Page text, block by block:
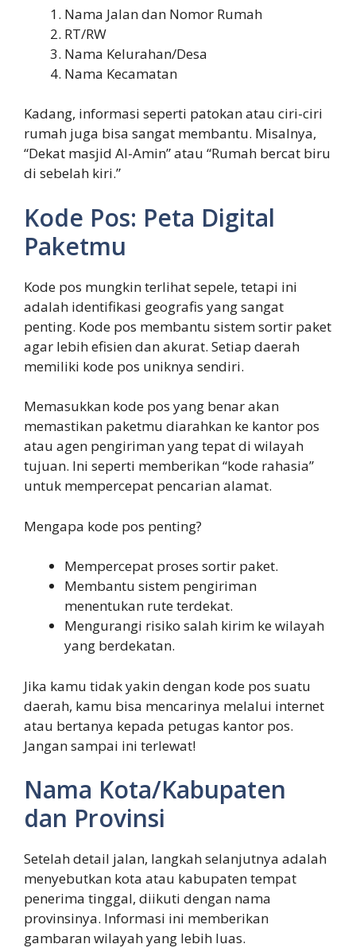
Nama Jalan dan Nomor Rumah
RT/RW
Nama Kelurahan/Desa
Nama Kecamatan
Kadang, informasi seperti patokan atau ciri-ciri
rumah juga bisa sangat membantu. Misalnya,
“Dekat masjid Al-Amin” atau “Rumah bercat biru
di sebelah kiri.”
Kode Pos: Peta Digital
Paketmu
Kode pos mungkin terlihat sepele, tetapi ini
adalah identifikasi geografis yang sangat
penting. Kode pos membantu sistem sortir paket
agar lebih efisien dan akurat. Setiap daerah
memiliki kode pos uniknya sendiri.
Memasukkan kode pos yang benar akan
memastikan paketmu diarahkan ke kantor pos
atau agen pengiriman yang tepat di wilayah
tujuan. Ini seperti memberikan “kode rahasia”
untuk mempercepat pencarian alamat.
Mengapa kode pos penting?
Mempercepat proses sortir paket.
Membantu sistem pengiriman
menentukan rute terdekat.
Mengurangi risiko salah kirim ke wilayah
yang berdekatan.
Jika kamu tidak yakin dengan kode pos suatu
daerah, kamu bisa mencarinya melalui internet
atau bertanya kepada petugas kantor pos.
Jangan sampai ini terlewat!
Nama Kota/Kabupaten
dan Provinsi
Setelah detail jalan, langkah selanjutnya adalah
menyebutkan kota atau kabupaten tempat
penerima tinggal, diikuti dengan nama
provinsinya. Informasi ini memberikan
gambaran wilayah yang lebih luas.